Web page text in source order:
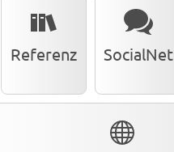
Referenz SocialNet